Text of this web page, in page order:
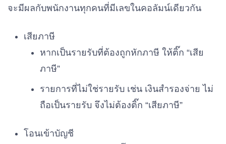
จะมีผลกับพนักงานทุกคนที่มีเลขในคอลัมน์เดียวกัน
เสียภาษี
หากเป็นรายรับที่ต้องถูกหักภาษี ให้ติ๊ก “เสีย
ภาษี”
รายการที่ไม่ใช่รายรับ เช่น เงินสำรองจ่าย ไม่
ถือเป็นรายรับ จึงไม่ต้องติ๊ก “เสียภาษี”
โอนเข้าบัญชี